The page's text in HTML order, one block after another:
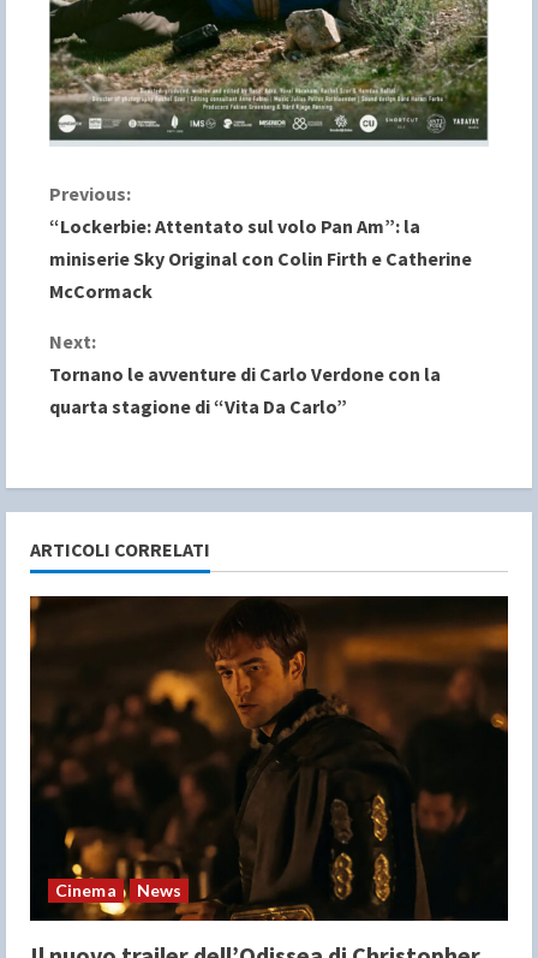
C
o
n
t
i
u
e
R
d
i
n
g
Previous:
“Lockerbie: Attentato sul volo Pan Am”: la
miniserie Sky Original con Colin Firth e Catherine
McCormack
Next:
Tornano le avventure di Carlo Verdone con la
quarta stagione di “Vita Da Carlo”
ARTICOLI CORRELATI
Cinema News